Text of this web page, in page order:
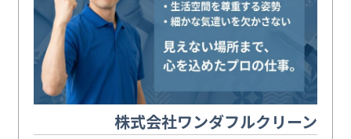
株式会社ワンダフルクリーン